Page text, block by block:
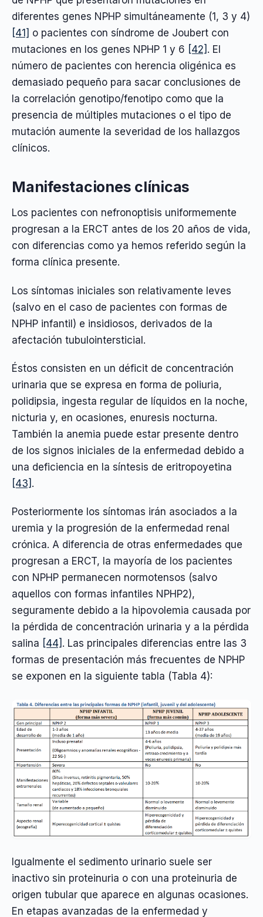
diferentes genes NPHP simultáneamente (1, 3 y 4)
[41] o pacientes con síndrome de Joubert con
mutaciones en los genes NPHP 1 y 6 [42] . El
número de pacientes con herencia oligénica es
demasiado pequeño para sacar conclusiones de
la correlación genotipo/fenotipo como que la
presencia de múltiples mutaciones o el tipo de
mutación aumente la severidad de los hallazgos
clínicos.
Manifestaciones clínicas
Los pacientes con nefronoptisis uniformemente
progresan a la ERCT antes de los 20 años de vida,
con diferencias como ya hemos referido según la
forma clínica presente.
Los síntomas iniciales son relativamente leves
(salvo en el caso de pacientes con formas de
NPHP infantil) e insidiosos, derivados de la
afectación tubulointersticial.
Éstos consisten en un déficit de concentración
urinaria que se expresa en forma de poliuria,
polidipsia, ingesta regular de líquidos en la noche,
nicturia y, en ocasiones, enuresis nocturna.
También la anemia puede estar presente dentro
de los signos iniciales de la enfermedad debido a
una deficiencia en la síntesis de eritropoyetina
[43] .
Posteriormente los síntomas irán asociados a la
uremia y la progresión de la enfermedad renal
crónica. A diferencia de otras enfermedades que
progresan a ERCT, la mayoría de los pacientes
con NPHP permanecen normotensos (salvo
aquellos con formas infantiles NPHP2),
seguramente debido a la hipovolemia causada por
la pérdida de concentración urinaria y a la pérdida
salina [44] . Las principales diferencias entre las 3
formas de presentación más frecuentes de NPHP
se exponen en la siguiente tabla (Tabla 4):
Igualmente el sedimento urinario suele ser
inactivo sin proteinuria o con una proteinuria de
origen tubular que aparece en algunas ocasiones.
En etapas avanzadas de la enfermedad y